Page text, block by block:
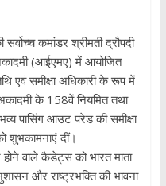
कमांडर श्रीमती द्रौपदी
(आईएमए) में आयोजित
एवं समीक्षा अधिकारी के रूप में
के 158वें नियमित तथा
पासिंग आउट परेड की समीक्षा
शुभकामनाएं दीं।
वाले कैडेट्स को भारत माता
और राष्ट्रभक्ति की भावना